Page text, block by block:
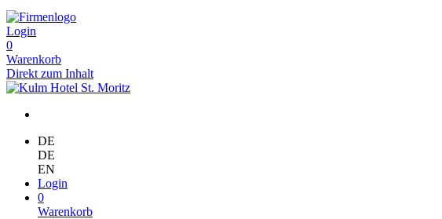
Login
0
Warenkorb
Direkt zum Inhalt
DE
DE
EN
Login
0
Warenkorb